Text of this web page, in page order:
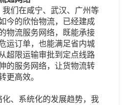
们在咸宁、武汉、广州等
今的欣怡物流，已经建成
物流服务网络，既能承接
运订单，也能满足省内城
超限运输审批到定点线路
的服务网络，让货物流转
更高效。
、系统化的发展趋势，我